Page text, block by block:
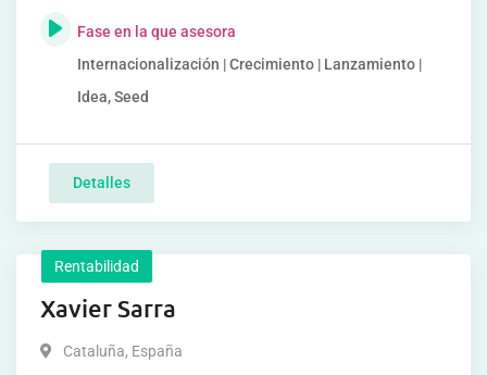
Fase en la que asesora
Internacionalización | Crecimiento | Lanzamiento |
Idea, Seed
Detalles
Rentabilidad
Xavier Sarra
Cataluña, España